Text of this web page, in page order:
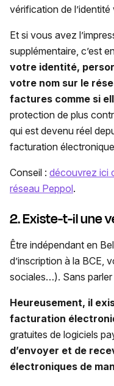
vérification de l’identité
Et si vous avez
supplémentaire, c’est
votre identité,
votre nom sur le
factures comme si
protection de plus
qui est devenu réel
facturation
Conseil : découvrez ici
réseau Peppol.
2. Existe-t-il une
Être indépendant en
d’inscription à la BCE,
sociales…). Sans parler
Heureusement, il
facturation
gratuites de logiciels
d’envoyer et de
électroniques de